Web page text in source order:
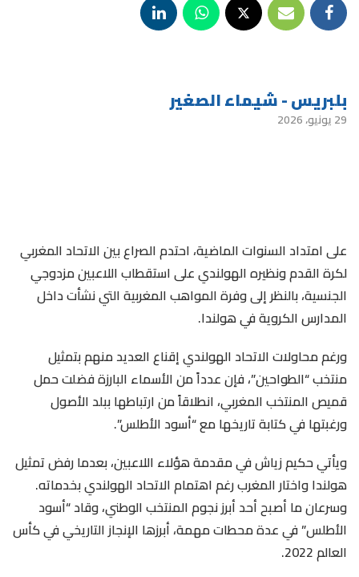
بلبريس - شيماء الصغير
29 يونيو، 2026
على امتداد السنوات الماضية، احتدم الصراع بين الاتحاد المغربي
لكرة القدم ونظيره الهولندي على استقطاب اللاعبين مزدوجي
الجنسية، بالنظر إلى وفرة المواهب المغربية التي نشأت داخل
المدارس الكروية في هولندا.
ورغم محاولات الاتحاد الهولندي إقناع العديد منهم بتمثيل
منتخب “الطواحين”، فإن عدداً من الأسماء البارزة فضلت حمل
قميص المنتخب المغربي، انطلاقاً من ارتباطها ببلد الأصول
ورغبتها في كتابة تاريخها مع “أسود الأطلس”.
ويأتي حكيم زياش في مقدمة هؤلاء اللاعبين، بعدما رفض تمثيل
هولندا واختار المغرب رغم اهتمام الاتحاد الهولندي بخدماته.
وسرعان ما أصبح أحد أبرز نجوم المنتخب الوطني، وقاد “أسود
الأطلس” في عدة محطات مهمة، أبرزها الإنجاز التاريخي في كأس
العالم 2022.